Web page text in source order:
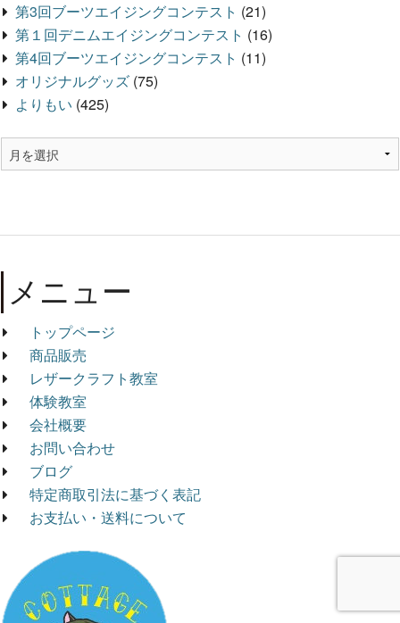
第3回ブーツエイジングコンテスト (21)
第１回デニムエイジングコンテスト (16)
第4回ブーツエイジングコンテスト (11)
オリジナルグッズ (75)
よりもい (425)
メニュー
トップページ
商品販売
レザークラフト教室
体験教室
会社概要
お問い合わせ
ブログ
特定商取引法に基づく表記
お支払い・送料について